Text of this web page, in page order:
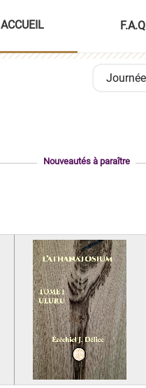
ACCUEIL F.A.Q
Nouveautés à paraître